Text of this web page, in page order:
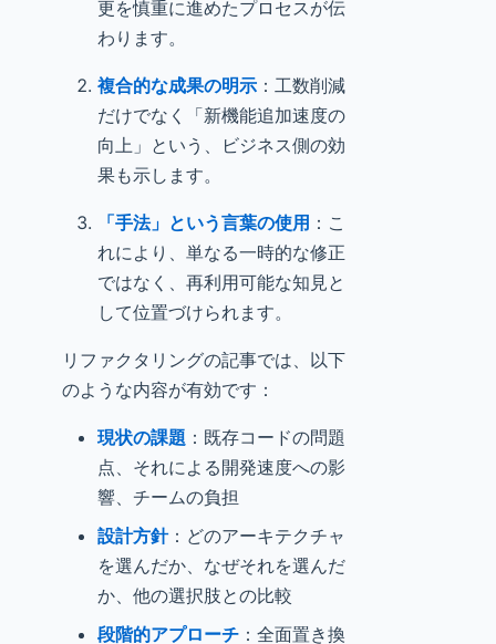
更を慎重に進めたプロセスが伝
わります。
複合的な成果の明示 ：工数削減
だけでなく「新機能追加速度の
向上」という、ビジネス側の効
果も示します。
「手法」という言葉の使用 ：こ
れにより、単なる一時的な修正
ではなく、再利用可能な知見と
して位置づけられます。
リファクタリングの記事では、以下
のような内容が有効です：
現状の課題 ：既存コードの問題
点、それによる開発速度への影
響、チームの負担
設計方針：どのアーキテクチャ
を選んだか、なぜそれを選んだ
か、他の選択肢との比較
段階的アプローチ ：全面置き換